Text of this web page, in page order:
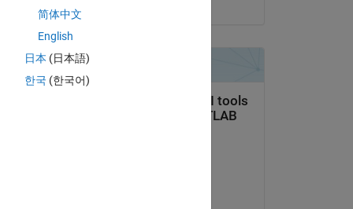
简体中文
English
日本 (日本語)
한국 (한국어)